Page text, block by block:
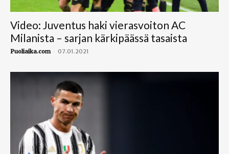
Video: Juventus haki vierasvoiton AC
Milanista – sarjan kärkipäässä tasaista
Puoliaika.com - 07.01.2021